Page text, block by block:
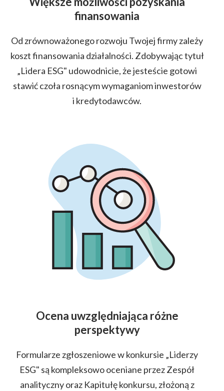
finansowania
Od zrównoważonego rozwoju Twojej firmy zależy
koszt finansowania działalności. Zdobywając tytuł
„Lidera ESG" udowodnicie, że jesteście gotowi
stawić czoła rosnącym wymaganiom inwestorów
i kredytodawców.
Ocena uwzględniająca różne
perspektywy
Formularze zgłoszeniowe w konkursie „Liderzy
ESG" są kompleksowo oceniane przez Zespół
analityczny oraz Kapitułę konkursu, złożoną z